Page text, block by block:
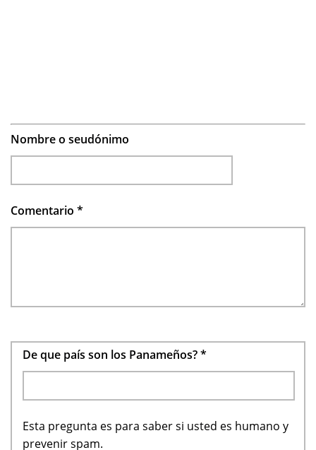
Nombre o seudónimo
Comentario *
De que país son los Panameños?*
Esta pregunta es para saber si usted es humano y
prevenir spam.